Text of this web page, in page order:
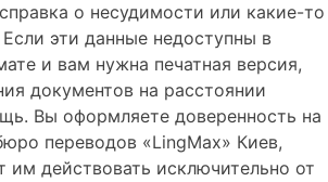
о несудимости или какие-то
эти данные недоступны в
и вам нужна печатная версия,
документов на расстоянии
Вы оформляете доверенность на
переводов «LingMax» Киев,
им действовать исключительно от